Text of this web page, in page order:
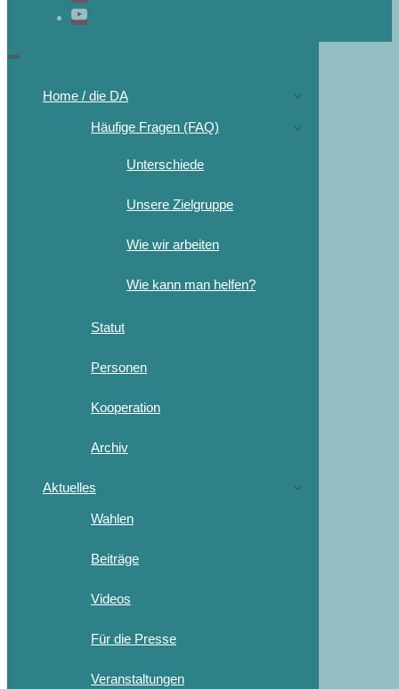
Navigations-
Home / die DA
Häufige Fragen (FAQ)
Unterschiede
Unsere Zielgruppe
Wie wir arbeiten
Wie kann man helfen?
Statut
Personen
Kooperation
Archiv
Aktuelles
Wahlen
Beiträge
Videos
Für die Presse
Veranstaltungen